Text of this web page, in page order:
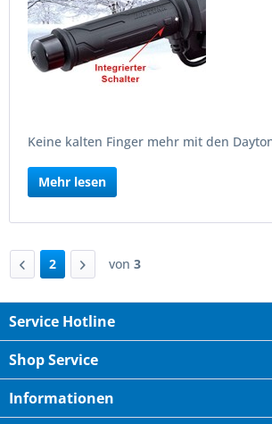
Keine kalten Finger mehr mit den
Mehr lesen
2 von 3
Service Hotline
Shop Service
Informationen